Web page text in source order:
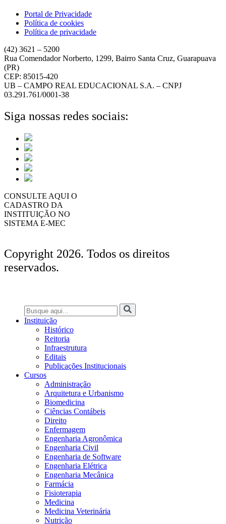
Portal de Privacidade
Política de cookies
Política de privacidade
(42) 3621 – 5200
Rua Comendador Norberto, 1299, Bairro Santa Cruz, Guarapuava
(PR)
CEP: 85015-420
UB – CAMPO REAL EDUCACIONAL S.A. – CNPJ
03.291.761/0001-38
Siga nossas redes sociais:
CONSULTE AQUI O
CADASTRO DA
INSTITUIÇÃO NO
SISTEMA E-MEC
Copyright 2026. Todos os direitos
reservados.
Instituição
Histórico
Reitoria
Infraestrutura
Editais
Publicações Institucionais
Cursos
Administração
Arquitetura e Urbanismo
Biomedicina
Ciências Contábeis
Direito
Enfermagem
Engenharia Agronômica
Engenharia Civil
Engenharia de Software
Engenharia Elétrica
Engenharia Mecânica
Farmácia
Fisioterapia
Medicina
Medicina Veterinária
Nutrição